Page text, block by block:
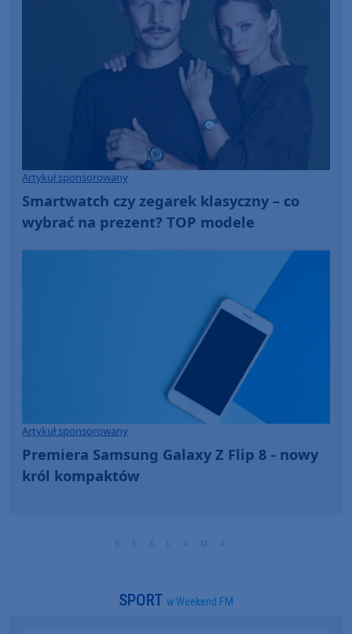
Artykuł sponsorowany
Smartwatch czy zegarek klasyczny – co
wybrać na prezent? TOP modele
Artykuł sponsorowany
Premiera Samsung Galaxy Z Flip 8 - nowy
król kompaktów
SPORT w Weekend FM